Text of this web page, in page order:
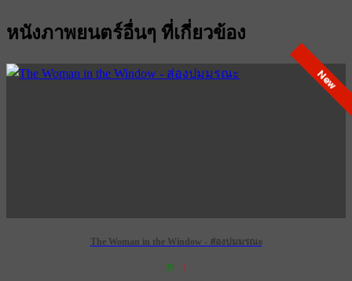
หนังภาพยนตร์อื่นๆ ที่เกี่ยวข้อง
New
The Woman in the Window - ส่องปมมรณะ
39 1